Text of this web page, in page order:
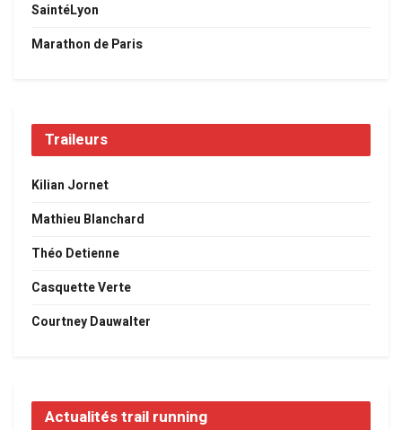
SaintéLyon
Marathon de Paris
Traileurs
Kilian Jornet
Mathieu Blanchard
Théo Detienne
Casquette Verte
Courtney Dauwalter
Actualités trail running